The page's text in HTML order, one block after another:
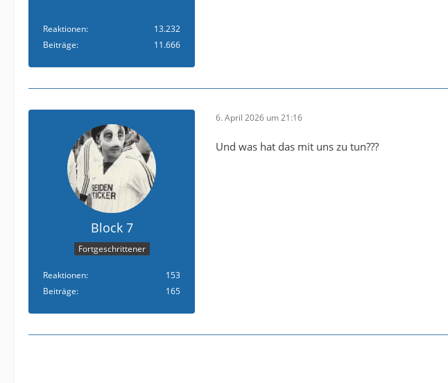
Reaktionen
13.232
Beiträge
11.666
Block 7
Fortgeschrittener
Reaktionen
153
Beiträge
165
6. April 2026 um 21:16
Und was hat das mit uns zu tun???